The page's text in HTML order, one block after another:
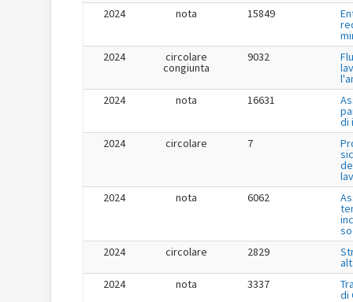
2024
nota 15849
2024
circolare
congiunta
9032
2024
nota 16631
di
2024
circolare 7
2024
nota 6062
2024
circolare 2829
2024
nota 3337
di